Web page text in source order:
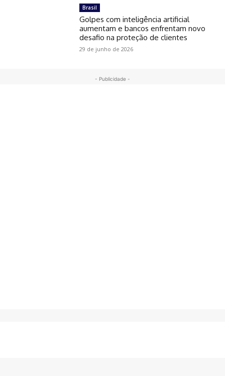
Brasil
Golpes com inteligência artificial
aumentam e bancos enfrentam novo
desafio na proteção de clientes
29 de junho de 2026
- Publicidade -